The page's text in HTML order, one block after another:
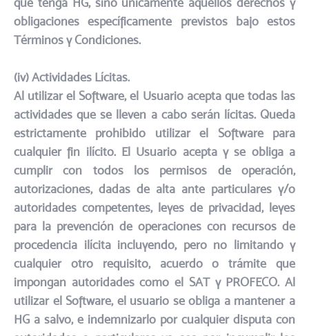
que tenga HG, sino únicamente aquellos derechos y
obligaciones específicamente previstos bajo estos
Términos y Condiciones.​
(iv) Actividades Lícitas.​
Al utilizar el Software, el Usuario acepta que todas las
actividades que se lleven a cabo serán lícitas. Queda
estrictamente prohibido utilizar el Software para
cualquier fin ilícito. El Usuario acepta y se obliga a
cumplir con todos los permisos de operación,
autorizaciones, dadas de alta ante particulares y/o
autoridades competentes, leyes de privacidad, leyes
para la prevención de operaciones con recursos de
procedencia ilícita incluyendo, pero no limitando y
cualquier otro requisito, acuerdo o trámite que
impongan autoridades como el SAT y PROFECO. Al
utilizar el Software, el usuario se obliga a mantener a
HG a salvo, e indemnizarlo por cualquier disputa con